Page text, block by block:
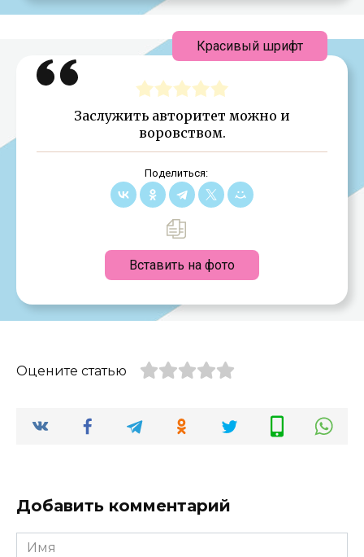
Заслужить авторитет можно и
воровством.
Поделиться:
Вставить на фото
Красивый шрифт
Оцените статью
Добавить комментарий
Имя